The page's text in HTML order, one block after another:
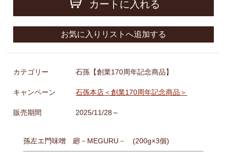
カートに入れる
お気に入りリストへ追加する
カテゴリー 石孫【創業170周年記念商品】
キャンペーン 石孫本店＜創業170周年記念商品＞
販売期間 2025/11/28～
孫左エ門味噌 廻－MEGURU－ (200g×3個)